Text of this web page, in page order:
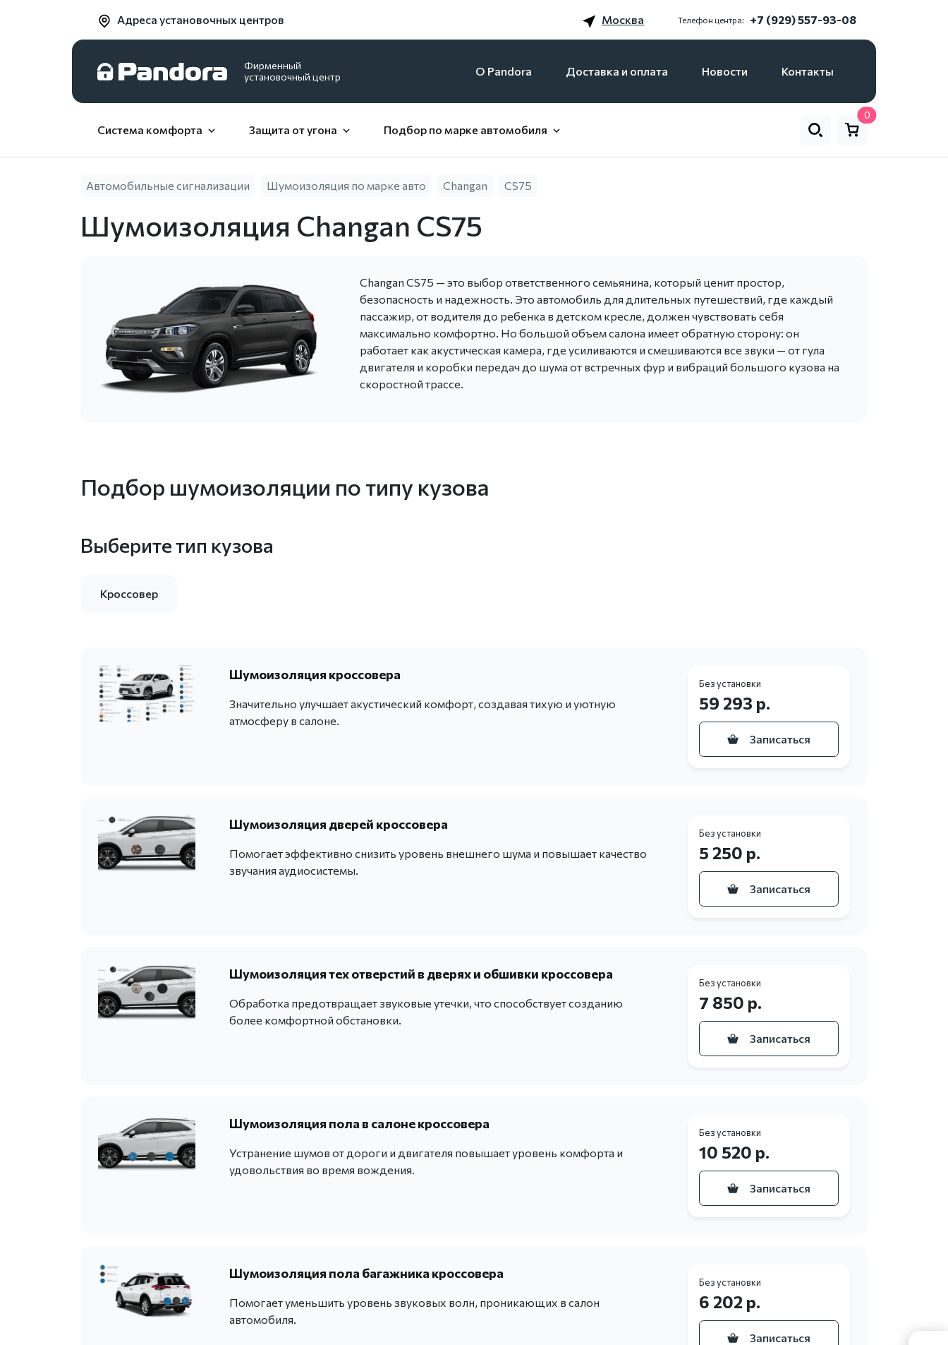
Адреса установочных центров Москва Телефон центра: +7 (929) 557-93-08
Фирменный
установочный центр
O Pandora Доставка и оплата Новости Контакты
Система комфорта Защита от угона Подбор по марке автомобиля
0
Автомобильные сигнализации Шумоизоляция по марке авто Changan CS75
Шумоизоляция Changan CS75
Changan CS75 — это выбор ответственного семьянина, который ценит простор,
безопасность и надежность. Это автомобиль для длительных путешествий, где каждый
пассажир, от водителя до ребенка в детском кресле, должен чувствовать себя
максимально комфортно. Но большой объем салона имеет обратную сторону: он
работает как акустическая камера, где усиливаются и смешиваются все звуки — от гула
двигателя и коробки передач до шума от встречных фур и вибраций большого кузова на
скоростной трассе.
Подбор шумоизоляции по типу кузова
Выберите тип кузова
Кроссовер
Шумоизоляция кроссовера
Значительно улучшает акустический комфорт, создавая тихую и уютную
атмосферу в салоне.
Без установки
59 293 р.
Записаться
Шумоизоляция дверей кроссовера
Помогает эффективно снизить уровень внешнего шума и повышает качество
звучания аудиосистемы.
Без установки
5 250 р.
Записаться
Шумоизоляция тех отверстий в дверях и обшивки кроссовера
Обработка предотвращает звуковые утечки, что способствует созданию
более комфортной обстановки.
Без установки
7 850 р.
Записаться
Шумоизоляция пола в салоне кроссовера
Устранение шумов от дороги и двигателя повышает уровень комфорта и
удовольствия во время вождения.
Без установки
10 520 р.
Записаться
Шумоизоляция пола багажника кроссовера
Помогает уменьшить уровень звуковых волн, проникающих в салон
автомобиля.
Без установки
6 202 р.
Записаться